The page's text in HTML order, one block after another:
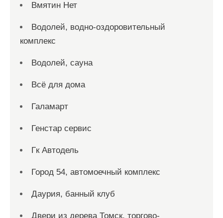
Вмятин Нет
Водолей, водно-оздоровительный
комплекс
Водолей, сауна
Всё для дома
Галамарт
Генстар сервис
Гк Автодель
Город 54, автомоечный комплекс
Даурия, банный клуб
Двери из дерева Томск, торгово-